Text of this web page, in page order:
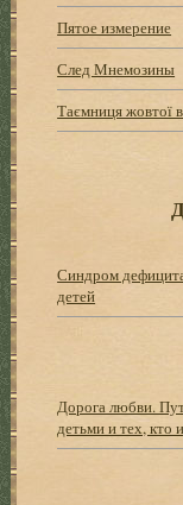
Пятое измерение
След Мнемозины
Таємниця жовтої
Синдром
детей
Дорога любви.
детьми и тех, кто